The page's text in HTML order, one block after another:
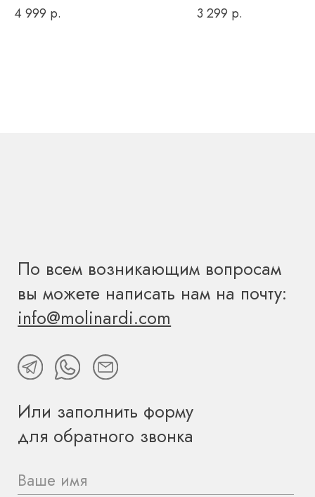
ХРАНЕНИЯ
4 999 р.
ХРАНЕНИЯ
3 299 р.